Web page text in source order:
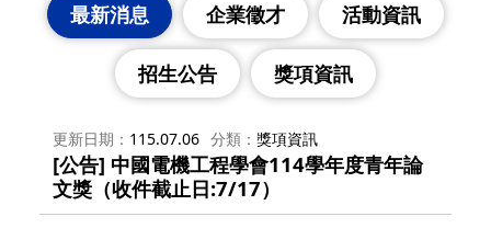
最新消息 企業徵才 活動資訊
招生公告 獎項資訊
更新日期 115.07.06 分類 獎項資訊
[公告] 中國電機工程學會114學年度青年論
文獎（收件截止日:7/17）